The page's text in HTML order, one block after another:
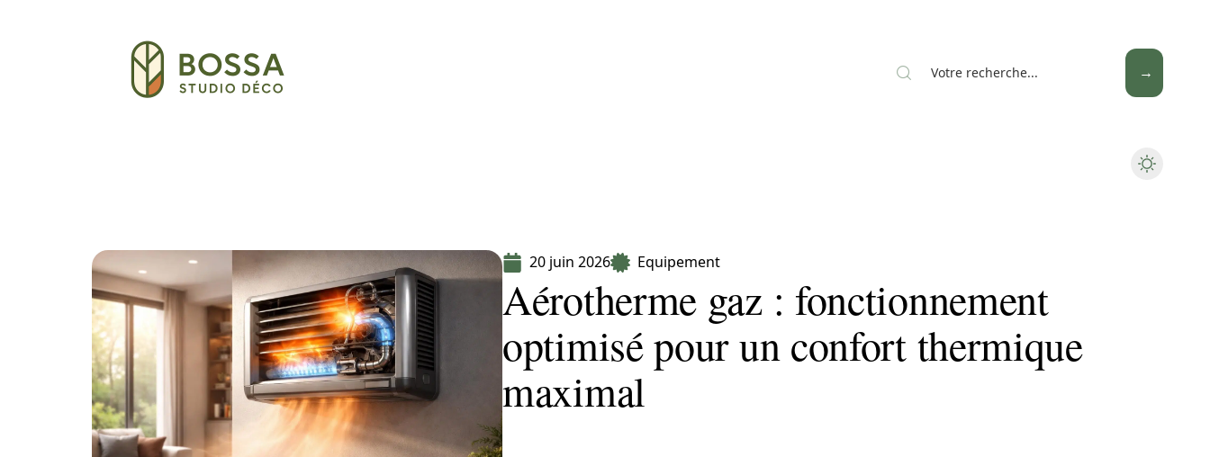
20 juin 2026 Equipement
Aérotherme gaz : fonctionnement
optimisé pour un confort thermique
maximal